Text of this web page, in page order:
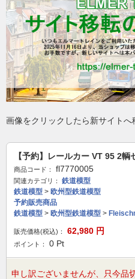
画像をクリックしたら新サイトへ
【予約】レールカー VT 95 2
商品コード： fl7770005
関連カテゴリ：
鉄道模型
鉄道模型 > 欧州型鉄道模型
予約販売商品
鉄道模型 > 欧州型鉄道模型 >
販売価格(税込)： 62,980 円
ポイント： 0 Pt
申し訳ございませんが、只今品